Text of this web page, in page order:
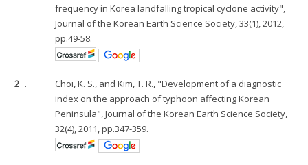
frequency in Korea landfalling tropical cyclone activity",
Journal of the Korean Earth Science Society, 33(1), 2012,
pp.49-58.
2 .
Choi, K. S., and Kim, T. R., "Development of a diagnostic
index on the approach of typhoon affecting Korean
Peninsula", Journal of the Korean Earth Science Society,
32(4), 2011, pp.347-359.